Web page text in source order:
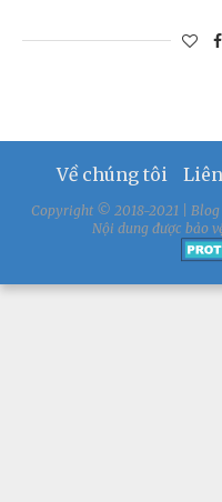
Về chúng tôi
Copyright © 2018-2021 |
Nội dung được bảo